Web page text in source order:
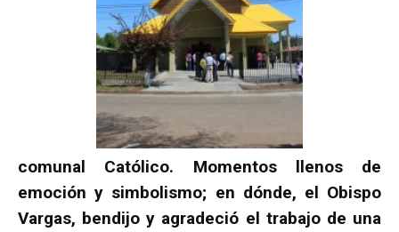
comunal Católico. Momentos llenos de
emoción y simbolismo; en dónde, el Obispo
Vargas, bendijo y agradeció el trabajo de una